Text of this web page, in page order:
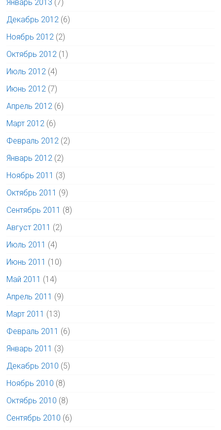
Январь 2013 (7)
Декабрь 2012 (6)
Ноябрь 2012 (2)
Октябрь 2012 (1)
Июль 2012 (4)
Июнь 2012 (7)
Апрель 2012 (6)
Март 2012 (6)
Февраль 2012 (2)
Январь 2012 (2)
Ноябрь 2011 (3)
Октябрь 2011 (9)
Сентябрь 2011 (8)
Август 2011 (2)
Июль 2011 (4)
Июнь 2011 (10)
Май 2011 (14)
Апрель 2011 (9)
Март 2011 (13)
Февраль 2011 (6)
Январь 2011 (3)
Декабрь 2010 (5)
Ноябрь 2010 (8)
Октябрь 2010 (8)
Сентябрь 2010 (6)